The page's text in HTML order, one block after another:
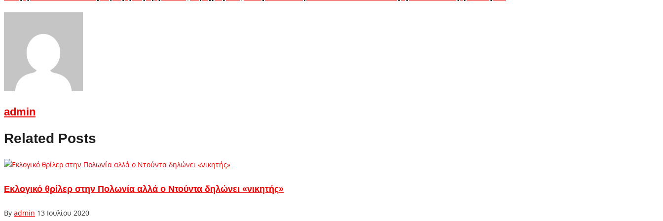
admin
Related Posts
Εκλογικό θρίλερ στην Πολωνία αλλά ο Ντούντα δηλώνει «νικητής»
By admin 13 Ιουλίου 2020